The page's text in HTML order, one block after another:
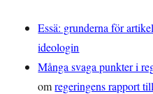
Essä: grunderna för
ideologin
Många svaga punkter i
omregeringens rapport